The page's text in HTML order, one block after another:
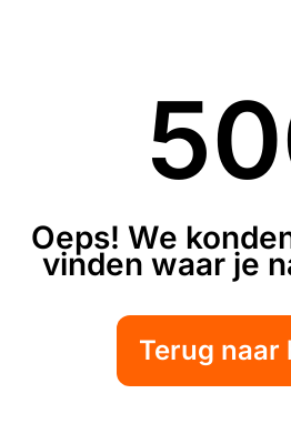
Oeps! We
vinden waar je
Terug naar